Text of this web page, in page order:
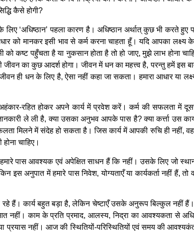
कैसे होगी?
‘अधिष्ठान’ पहला कारण है। अधिष्ठान अर्थात् कुछ भी करते हुए
को मानकर इसी भाव से कर्म करना चाहता हूँ। यदि आपका लक्ष्य
कष्ट पहुँचता है या नुकसान होता है तो हो जाए, मुझे लाभ होना
जीवन का कुछ आदर्श होगा। जीवन में धन का महत्त्व है, परन्तु हमें इस
धन के लिए है, ऐसा नहीं कहा जा सकता। हमारा आधार या लक्ष्य
रहित होकर अपने कार्य में प्रवेश करें। कर्म की सफलता में
ले ली है, क्या उसका अनुभव आपके पास है? क्या कर्त्ता उस
मिलने में संदेह हो सकता है। जिस कार्य में आपकी रुचि ही नहीं,
चाहिए।
पास आवश्यक एवं अपेक्षित साधन हैं कि नहीं। उसके लिए जो
अनुपात में हमारे पास निवेश, योग्यताएँ या कार्यकर्ता नहीं हैं, तो
रहे हैं। कार्य बहुत बड़ा है, लेकिन चेष्टाएँ उसके अनुरूप बिल्कुल नहीं
नहीं। काम के प्रति प्रमाद, आलस्य, निद्रा का आवश्यकता से
नहीं। आज की स्थितियों-परिस्थितियों एवं समय की